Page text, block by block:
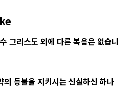
그리스도 외에 다른 복음은 없습니
등불을 지키시는 신실하신 하나